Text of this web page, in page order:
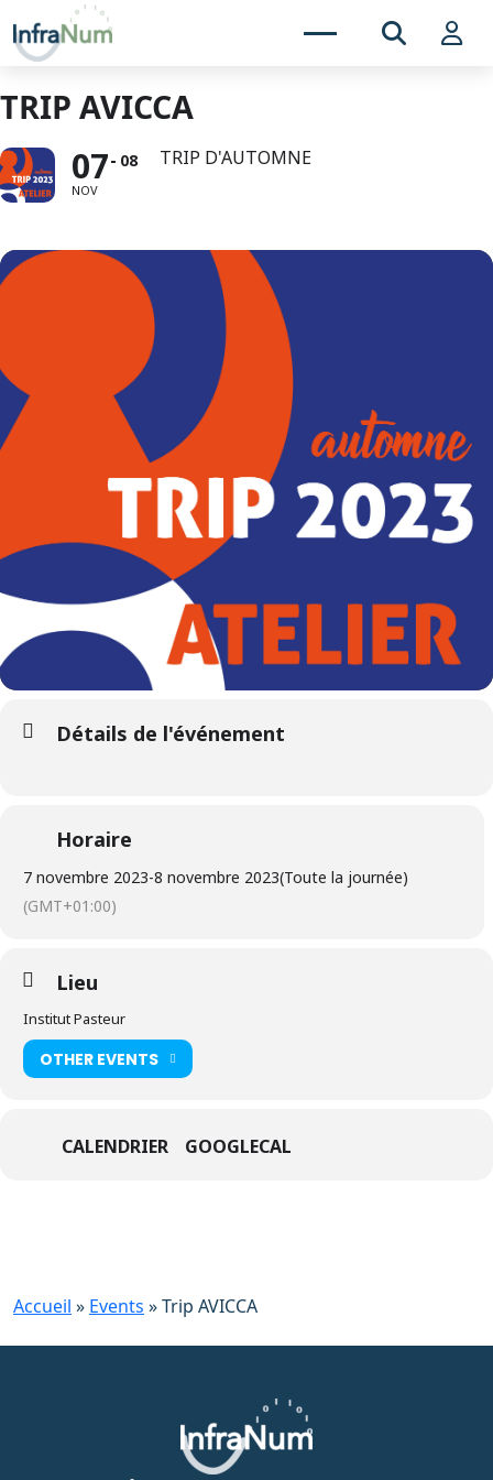
TRIP AVICCA
07
NOV
08 TRIP D'AUTOMNE
Détails de l'événement
Horaire
7 novembre 2023-8 novembre 2023(Toute la journée)
(GMT+01:00)
Lieu
Institut Pasteur
OTHER EVENTS
CALENDRIER GOOGLECAL
Accueil » Events »Trip AVICCA